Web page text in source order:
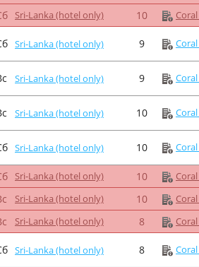
Sri-Lanka (hotel only) 10
Sri-Lanka (hotel only) 9
Sri-Lanka (hotel only) 9
Sri-Lanka (hotel only) 10
Sri-Lanka (hotel only) 10
Sri-Lanka (hotel only) 10
Sri-Lanka (hotel only) 10
Sri-Lanka (hotel only) 8
Sri-Lanka (hotel only) 8